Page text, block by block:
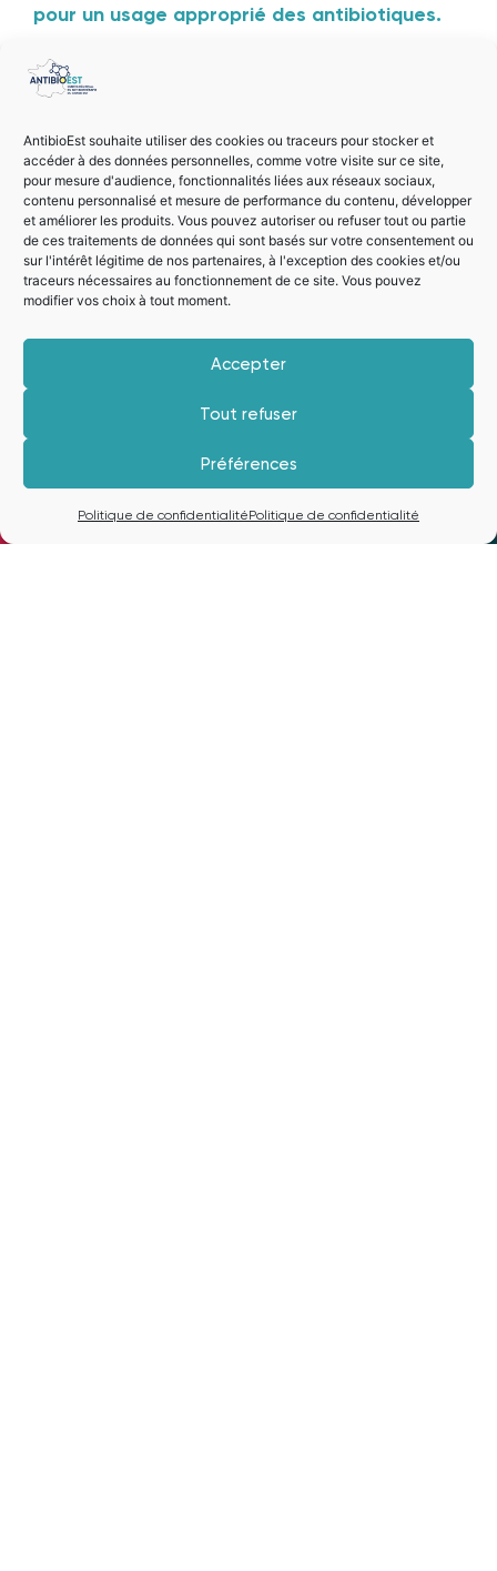
AntibioEst souhaite utiliser des cookies ou traceurs pour stocker et
accéder à des données personnelles, comme votre visite sur ce site,
pour mesure d'audience, fonctionnalités liées aux réseaux sociaux,
contenu personnalisé et mesure de performance du contenu, développer
et améliorer les produits. Vous pouvez autoriser ou refuser tout ou partie
de ces traitements de données qui sont basés sur votre consentement ou
sur l'intérêt légitime de nos partenaires, à l'exception des cookies et/ou
traceurs nécessaires au fonctionnement de ce site. Vous pouvez
modifier vos choix à tout moment.
Accepter
Tout refuser
Préférences
Politique de confidentialitéPolitique de confidentialité
pour un usage approprié des antibiotiques.
Bonne lecture et à bientôt !
Lire la newsletter
PRÉCÉDENT
TROD : Résultats d’une enquête nationale menée par le R-CRAtb
SUIVANT
13/10 | Webinaire PRIMO | Les otites de l’enfant
Télécharger l'application
Découvrez nos 3 guides
Antibiodentaire,
et Antibioclic
Je m'inscris à la newsletter